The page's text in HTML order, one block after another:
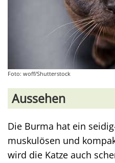
Foto: woff/Shutterstock
Aussehen
Die Burma hat ein
muskulösen und
wird die Katze auch